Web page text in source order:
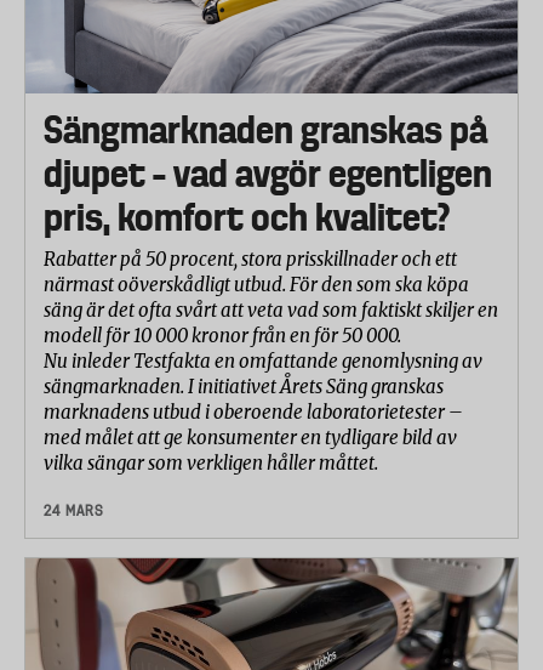
Sängmarknaden granskas på
djupet – vad avgör egentligen
pris, komfort och kvalitet?
Rabatter på 50 procent, stora prisskillnader och ett
närmast oöverskådligt utbud. För den som ska köpa
säng är det ofta svårt att veta vad som faktiskt skiljer en
modell för 10 000 kronor från en för 50 000.
Nu inleder Testfakta en omfattande genomlysning av
sängmarknaden. I initiativet Årets Säng granskas
marknadens utbud i oberoende laboratorietester –
med målet att ge konsumenter en tydligare bild av
vilka sängar som verkligen håller måttet.
24 MARS